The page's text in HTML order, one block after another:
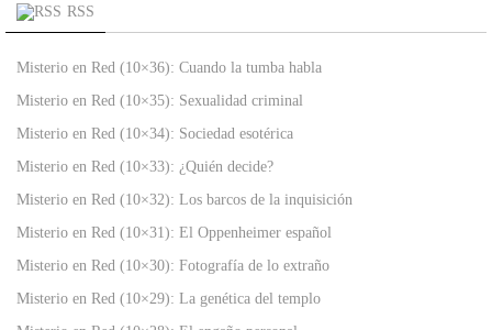
RSS
Misterio en Red (10×36): Cuando la tumba habla
Misterio en Red (10×35): Sexualidad criminal
Misterio en Red (10×34): Sociedad esotérica
Misterio en Red (10×33): ¿Quién decide?
Misterio en Red (10×32): Los barcos de la inquisición
Misterio en Red (10×31): El Oppenheimer español
Misterio en Red (10×30): Fotografía de lo extraño
Misterio en Red (10×29): La genética del templo